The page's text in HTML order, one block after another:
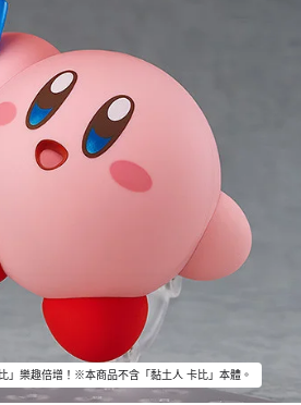
」樂趣倍增！※本商品不含「黏土人 卡比」本體。